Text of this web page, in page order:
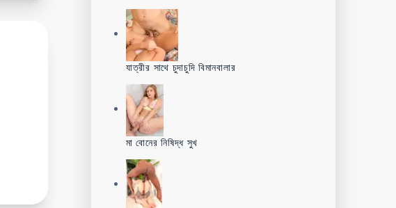
যাত্রীর সাথে চুদাচুদি বিমানবালার
মা বোনের নিষিদ্ধ সুখ